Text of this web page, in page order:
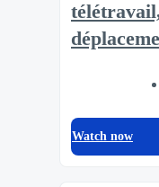
Watch now